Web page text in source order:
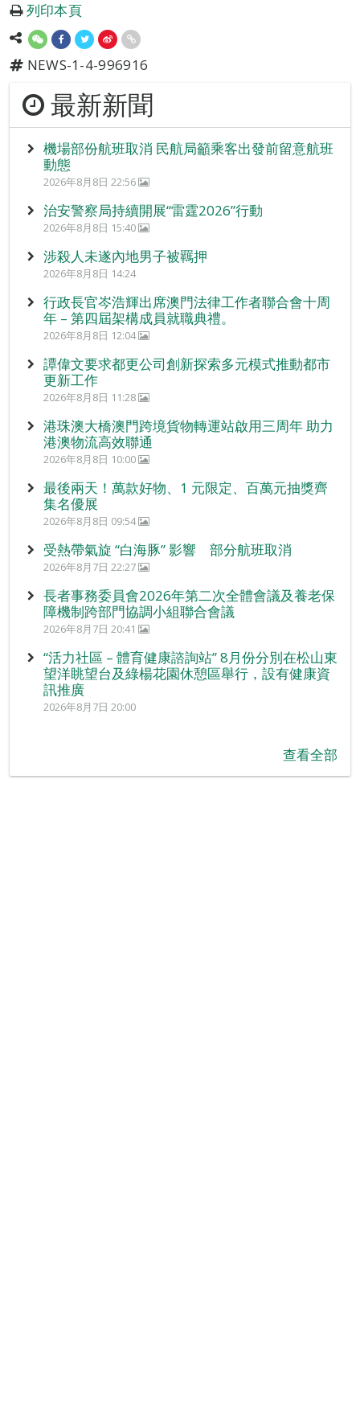
列印本頁
NEWS-1-4-996916
最新新聞
機場部份航班取消 民航局籲乘客出發前留意航班
動態
2026年8月8日 22:56
治安警察局持續開展“雷霆2026”行動
2026年8月8日 15:40
涉殺人未遂內地男子被羈押
2026年8月8日 14:24
行政長官岑浩輝出席澳門法律工作者聯合會十周
年 – 第四屆架構成員就職典禮。
2026年8月8日 12:04
譚偉文要求都更公司創新探索多元模式推動都市
更新工作
2026年8月8日 11:28
港珠澳大橋澳門跨境貨物轉運站啟用三周年 助力
港澳物流高效聯通
2026年8月8日 10:00
最後兩天！萬款好物、1 元限定、百萬元抽獎齊
集名優展
2026年8月8日 09:54
受熱帶氣旋 “白海豚” 影響 部分航班取消
2026年8月7日 22:27
長者事務委員會2026年第二次全體會議及養老保
障機制跨部門協調小組聯合會議
2026年8月7日 20:41
“活力社區 – 體育健康諮詢站” 8月份分別在松山東
望洋眺望台及綠楊花園休憩區舉行，設有健康資
訊推廣
2026年8月7日 20:00
查看全部